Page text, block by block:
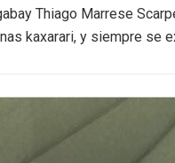
Thiago Marrese
kaxarari, y siempre se